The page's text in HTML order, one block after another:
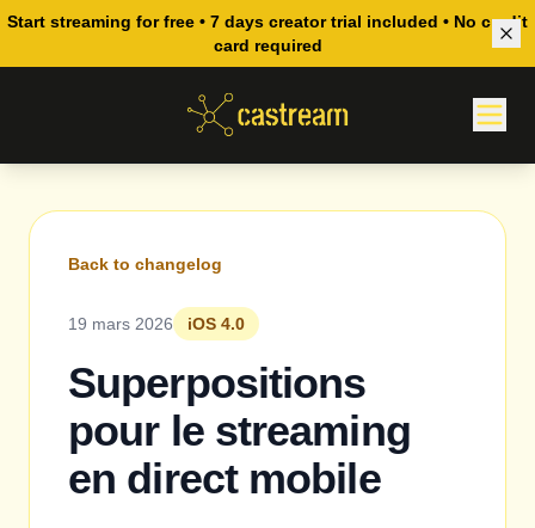
Start streaming for free • 7 days creator trial included • No credit
card required
Back to changelog
19 mars 2026 iOS 4.0
Superpositions
pour le streaming
en direct mobile